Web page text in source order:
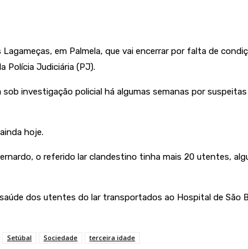
em Palmela, que vai encerrar por falta de
Polícia Judiciária (PJ).
investigação policial há algumas semanas por
hoje.
o referido lar clandestino tinha mais 20 utentes,
dos utentes do lar transportados ao Hospital de São
Setúbal Sociedade terceira idade